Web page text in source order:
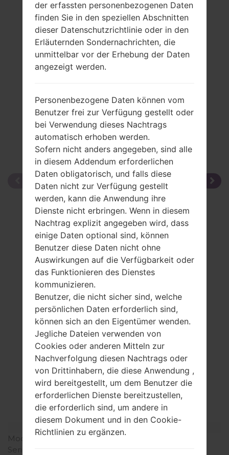
LGV9000(LGV9000)
Vergleiche
Spezifikation
LGV9000(LGV9000)
Modell und seine Eigenschaften
Modell
LGV9000
Serie
der erfassten personenbezogenen Daten
finden Sie in den speziellen Abschnitten
dieser Datenschutzrichtlinie oder in den
Erläuternden Sondernachrichten, die
unmittelbar vor der Erhebung der Daten
angezeigt werden.
Personenbezogene Daten können vom
Benutzer frei zur Verfügung gestellt oder
bei Verwendung dieses Nachtrags
automatisch erhoben werden.
Sofern nicht anders angegeben, sind alle
in diesem Addendum erforderlichen
Daten obligatorisch, und falls diese
Daten nicht zur Verfügung gestellt
werden, kann die Anwendung ihre
Dienste nicht erbringen. Wenn in diesem
Nachtrag explizit angegeben wird, dass
einige Daten optional sind, können
Benutzer diese Daten nicht ohne
Auswirkungen auf die Verfügbarkeit oder
das Funktionieren des Dienstes
kommunizieren.
Benutzer, die nicht sicher sind, welche
persönlichen Daten erforderlich sind,
können sich an den Eigentümer wenden.
Jegliche Dateien verwenden von
Cookies oder anderen Mitteln zur
Nachverfolgung diesen Nachtrags oder
von Drittinhabern, die diese Anwendung ,
wird bereitgestellt, um dem Benutzer die
erforderlichen Dienste bereitzustellen,
die erforderlich sind, um andere in
diesem Dokument und in den Cookie-
Richtlinien zu ergänzen.